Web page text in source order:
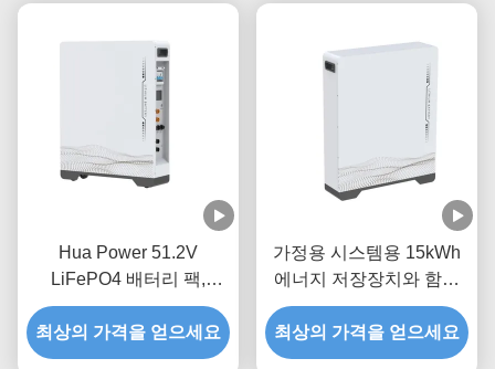
Hua Power 51.2V
LiFePO4 배터리 팩,
200Ah 용량 및 10240Wh
정격 용량, 6000 사이클 긴
수명
최상의 가격을 얻으세요
가정용 시스템용 15kWh
에너지 저장장치와 함께
고 용량 51.2V 300Ah
LiFePO4 배터리 팩
최상의 가격을 얻으세요